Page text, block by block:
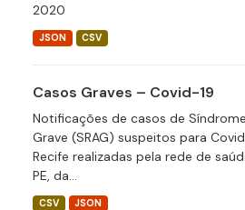
2020
JSON CSV
Casos Graves – Covid-19
Notificações de casos de
Grave (SRAG) suspeitos para
Recife realizadas pela rede de
PE, da...
CSV JSON